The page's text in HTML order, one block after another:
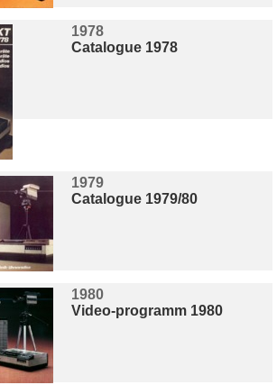
1978
Catalogue 1978
1979
Catalogue 1979/80
1980
Video-programm 1980